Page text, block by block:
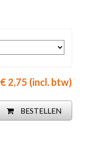
€ 2,75 (incl. btw)
BESTELLEN